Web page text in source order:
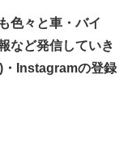
色々と車・バイ
など発信していき
・Instagramの登録